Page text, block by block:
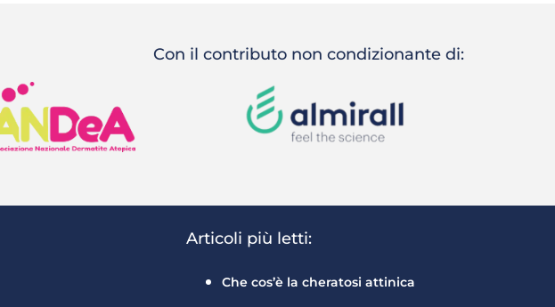
Con il contributo non condizionante di:
Articoli più letti:
Che cos’è la cheratosi attinica